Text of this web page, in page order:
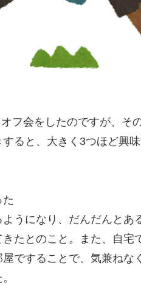
フ会をしたのですが、そ
ると、大きく3つほど興
た
うになり、だんだんとあ
たとのこと。また、自宅
ですることで、気兼ねな